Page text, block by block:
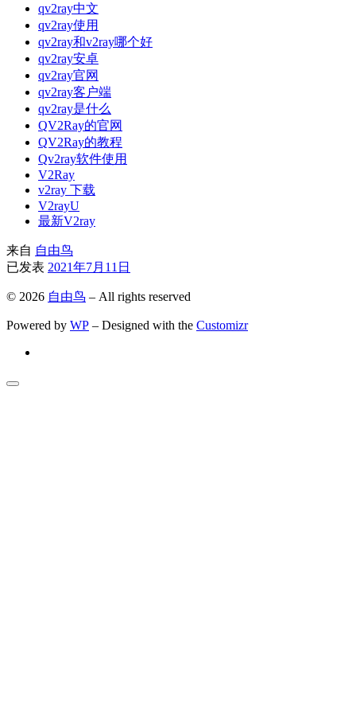
qv2ray中文
qv2ray使用
qv2ray和v2ray哪个好
qv2ray安卓
qv2ray官网
qv2ray客户端
qv2ray是什么
QV2Ray的官网
QV2Ray的教程
Qv2ray软件使用
V2Ray
v2ray 下载
V2rayU
最新V2ray
来自 自由鸟
已发表 2021年7月11日
© 2026 自由鸟 – All rights reserved
Powered by WP – Designed with the Customizr